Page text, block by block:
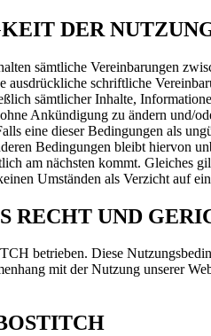
DER
sämtliche Vereinbarungen
ausdrückliche schriftliche
sämtlicher Inhalte,
Ankündigung zu ändern und/
eine dieser Bedingungen als
Bedingungen bleibt hiervon
am nächsten kommt. Gleiches
Umständen als Verzicht auf
RECHT UND
betrieben. Diese
mit der Nutzung unserer